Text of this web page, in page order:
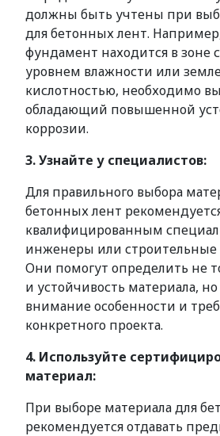
должны быть учтены при
для бетонных лент.
фундамент находится в зоне
уровнем влажности или
кислотностью, необходимо
обладающий повышенной
коррозии.
3. Узнайте у специалистов:
Для правильного выбора
бетонных лент
квалифицированным
инженеры или строительные
Они помогут определить не
и устойчивость материала,
внимание особенности и
конкретного проекта.
4. Используйте
материал:
При выборе материала для
рекомендуется отдавать